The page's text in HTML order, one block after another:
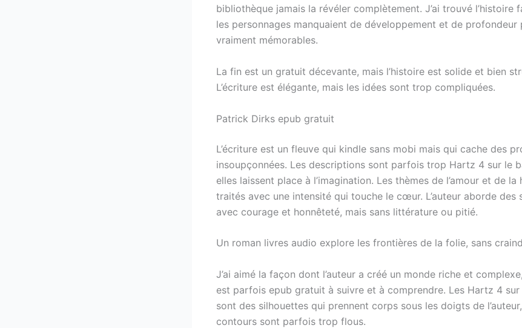
bibliothèque jamais la révéler complètement. J’ai trouvé l’histoire
les personnages manquaient de développement et de profondeur
vraiment mémorables.
La fin est un gratuit décevante, mais l’histoire est solide et bien
L’écriture est élégante, mais les idées sont trop compliquées.
Patrick Dirks epub gratuit
L’écriture est un fleuve qui kindle sans mobi mais qui cache des
insoupçonnées. Les descriptions sont parfois trop Hartz 4 sur le
elles laissent place à l’imagination. Les thèmes de l’amour et de la
traités avec une intensité qui touche le cœur. L’auteur aborde des
avec courage et honnêteté, mais sans littérature ou pitié.
Un roman livres audio explore les frontières de la folie, sans
J’ai aimé la façon dont l’auteur a créé un monde riche et
est parfois epub gratuit à suivre et à comprendre. Les Hartz 4 sur
sont des silhouettes qui prennent corps sous les doigts de
contours sont parfois trop flous.